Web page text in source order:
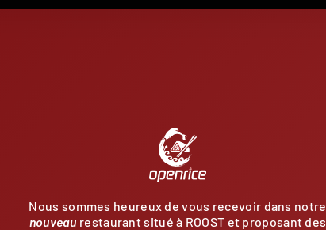
Nous sommes heureux de vous recevoir dans notre
nouveau restaurant situé à ROOST et proposant des